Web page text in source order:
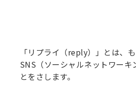
「リプライ（reply）」とは、
SNS（ソーシャルネットワー
とをさします。